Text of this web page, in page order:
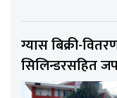
ग्यास बिक्री-
सिलिन्डरसहित